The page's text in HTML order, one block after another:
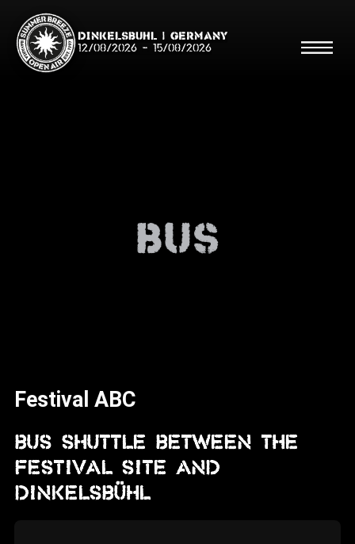
Dinkelsbühl | Germany
12/08/2026 - 15/08/2026
Info
Media
ZUM SHOP
Bus
Festival ABC
BUS SHUTTLE BETWEEN THE
FESTIVAL SITE AND
DINKELSBÜHL